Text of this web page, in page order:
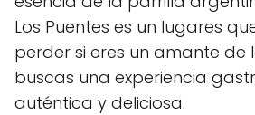
Los Puentes es un lugares
perder si eres un amante de
buscas una experiencia
auténtica y deliciosa.